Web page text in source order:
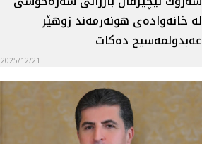
له‌ خانه‌واده‌ى هونه‌رمه‌ند زوهێر
عه‌بدولمه‌سيح ده‌كات
2025/12/21